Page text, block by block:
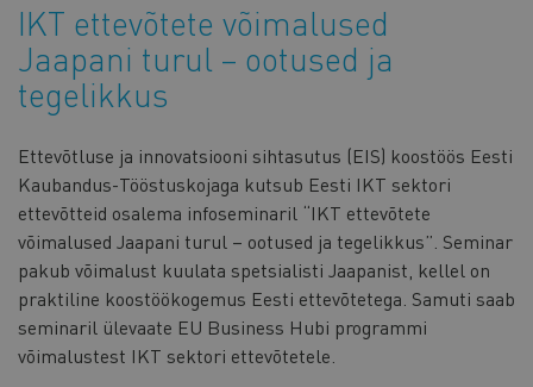
IKT ettevõtete võimalused
Jaapani turul – ootused ja
tegelikkus
Ettevõtluse ja innovatsiooni sihtasutus (EIS) koostöös Eesti
Kaubandus-​Tööstuskojaga kutsub Eesti IKT sektori
ettevõtteid osalema infoseminaril “IKT ettevõtete
võimalused Jaapani turul – ootused ja tegelikkus”. Seminar
pakub võimalust kuulata spetsialisti Jaapanist, kellel on
praktiline koostöökogemus Eesti ettevõtetega. Samuti saab
seminaril ülevaate EU Business Hubi programmi
võimalustest IKT sektori ettevõtetele.